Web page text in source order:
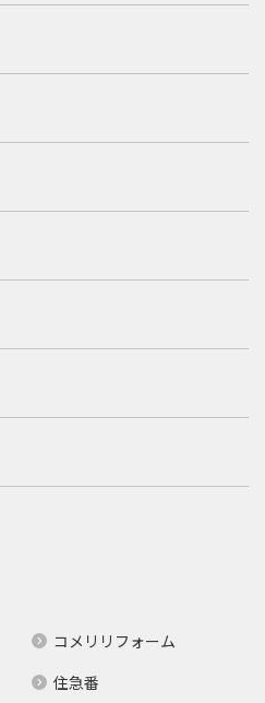
コメリリフォーム
住急番